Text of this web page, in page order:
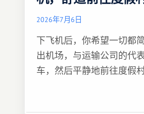
2026年7月6日
下飞机后，你希望一切都
出机场，与运输公司的代
车，然后平静地前往度假村